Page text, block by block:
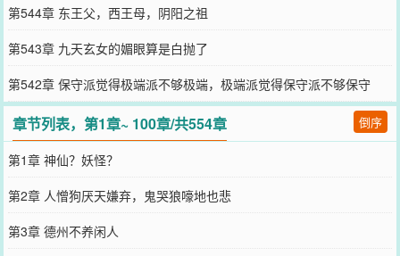
第544章 东王父，西王母，阴阳之祖
第543章 九天玄女的媚眼算是白抛了
第542章 保守派觉得极端派不够极端，极端派觉得保守派不够保守
章节列表，第1章~ 100章/共554章 倒序
第1章 神仙？妖怪？
第2章 人憎狗厌天嫌弃，鬼哭狼嚎地也悲
第3章 德州不养闲人